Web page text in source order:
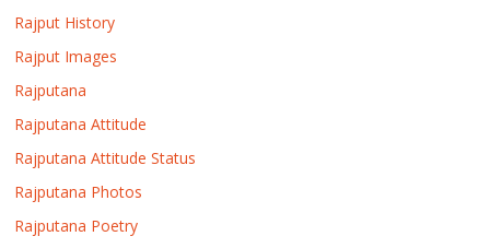
Rajput History
Rajput Images
Rajputana
Rajputana Attitude
Rajputana Attitude Status
Rajputana Photos
Rajputana Poetry